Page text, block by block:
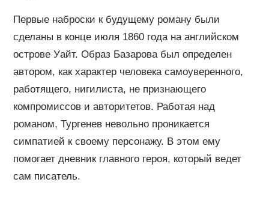
Первые наброски к будущему роману были
сделаны в конце июля 1860 года на английском
острове Уайт. Образ Базарова был определен
автором, как характер человека самоуверенного,
работящего, нигилиста, не признающего
компромиссов и авторитетов. Работая над
романом, Тургенев невольно проникается
симпатией к своему персонажу. В этом ему
помогает дневник главного героя, который ведет
сам писатель.